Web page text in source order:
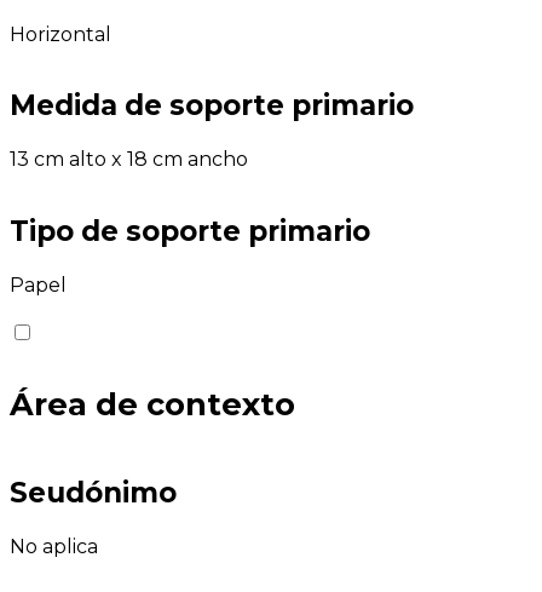
Horizontal
Medida de soporte primario
13 cm alto x 18 cm ancho
Tipo de soporte primario
Papel
Área de contexto
Seudónimo
No aplica